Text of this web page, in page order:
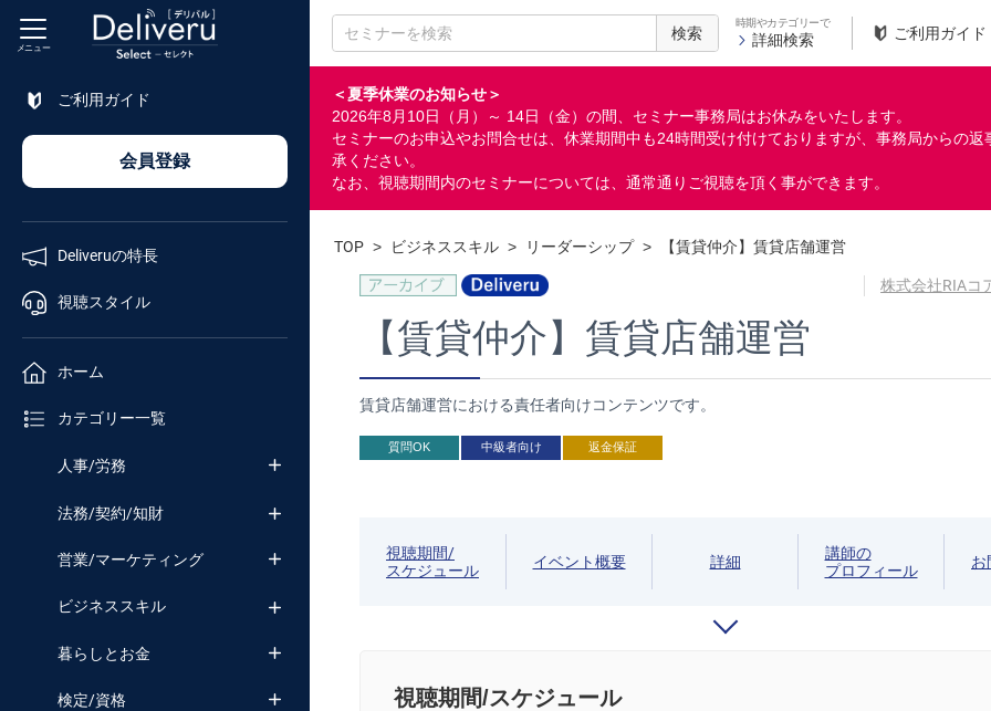
検索
時期やカテゴリーで
詳細検索 ご利用ガイド
＜夏季休業のお知らせ＞
2026年8月10日（月）～ 14日（金）の間、セミナー事務局はお休みをいたします。
セミナーのお申込やお問合せは、休業期間中も24時間受け付けておりますが、事務局からの
承ください。
なお、視聴期間内のセミナーについては、通常通りご視聴を頂く事ができます。
メニュー
ご利用ガイド
会員登録
Deliveruの特長
視聴スタイル
ホーム
カテゴリー一覧
人事/労務
法務/契約/知財
営業/マーケティング
ビジネススキル
暮らしとお金
検定/資格
セミナー
番号検索
TOP > ビジネススキル > リーダーシップ > 【賃貸仲介】賃貸店舗運営
株式会社RIAコ
【賃貸仲介】賃貸店舗運営
賃貸店舗運営における責任者向けコンテンツです。
質問OK 中級者向け 返金保証
視聴期間/
スケジュール
イベント概要 詳細
講師の
プロフィール
お
視聴期間/スケジュール